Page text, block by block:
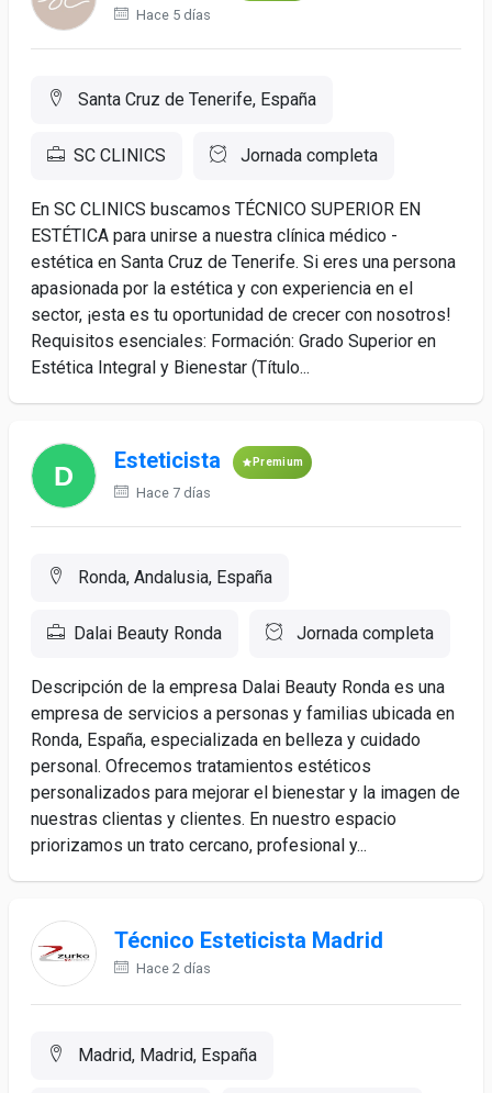
Hace 5 días
Santa Cruz de Tenerife, España
SC CLINICS Jornada completa
En SC CLINICS buscamos TÉCNICO SUPERIOR EN
ESTÉTICA para unirse a nuestra clínica médico -
estética en Santa Cruz de Tenerife. Si eres una persona
apasionada por la estética y con experiencia en el
sector, ¡esta es tu oportunidad de crecer con nosotros!
Requisitos esenciales: Formación: Grado Superior en
Estética Integral y Bienestar (Título...
Esteticista Premium
Hace 7 días
Ronda, Andalusia, España
Dalai Beauty Ronda Jornada completa
Descripción de la empresa Dalai Beauty Ronda es una
empresa de servicios a personas y familias ubicada en
Ronda, España, especializada en belleza y cuidado
personal. Ofrecemos tratamientos estéticos
personalizados para mejorar el bienestar y la imagen de
nuestras clientas y clientes. En nuestro espacio
priorizamos un trato cercano, profesional y...
Técnico Esteticista Madrid
Hace 2 días
Madrid, Madrid, España